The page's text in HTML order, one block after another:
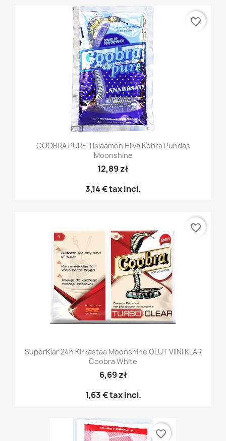
COOBRA PURE Tislaamon Hiiva Kobra Puhdas
Moonshine
12,89 zł
3,14 €tax incl.
favorite_border
SuperKlar 24h Kirkastaa Moonshine OLUT VIINI KLAR
Coobra White
6,69 zł
1,63 €tax incl.
favorite_border
favorite_border